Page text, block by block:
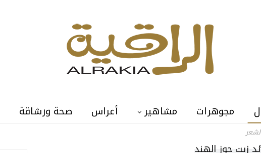
مجوهرات مشاهير أعراس صحة ورشاقة